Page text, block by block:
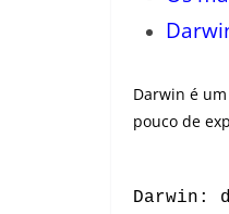
Darwin é
pouco de
Darwin: